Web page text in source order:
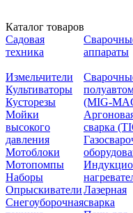
Каталог товаров
Садовая
техника
Измельчители
Культиваторы
Кусторезы
Мойки
высокого
давления
Мотоблоки
Мотопомпы
Наборы
Опрыскиватели
Снегоуборочная
аппараты
(MIG-
сварка
Лазерная
сварка